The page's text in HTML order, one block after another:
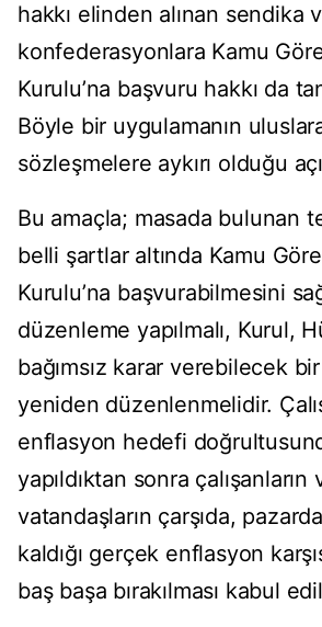
hakkı elinden alınan sendika
konfederasyonlara Kamu
Kurulu’na başvuru hakkı da
Böyle bir uygulamanın
sözleşmelere aykırı olduğu
Bu amaçla; masada bulunan
belli şartlar altında Kamu
Kurulu’na başvurabilmesini
düzenleme yapılmalı, Kurul,
bağımsız karar verebilecek
yeniden düzenlenmelidir.
enflasyon hedefi
yapıldıktan sonra çalışanların
vatandaşların çarşıda,
kaldığı gerçek enflasyon
baş başa bırakılması kabul